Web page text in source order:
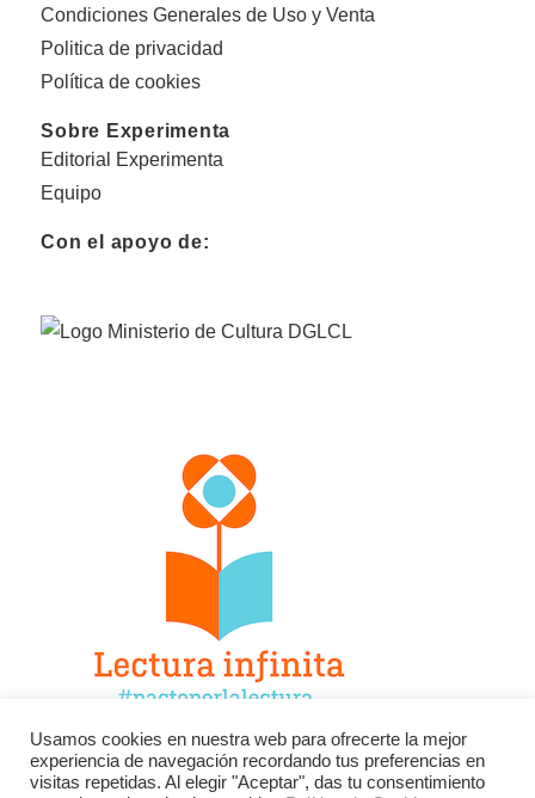
Condiciones Generales de Uso y Venta
Politica de privacidad
Política de cookies
Sobre Experimenta
Editorial Experimenta
Equipo
Con el apoyo de:
Facebook Twitter Instagram
Usamos cookies en nuestra web para ofrecerte la mejor
experiencia de navegación recordando tus preferencias en
visitas repetidas. Al elegir "Aceptar", das tu consentimiento